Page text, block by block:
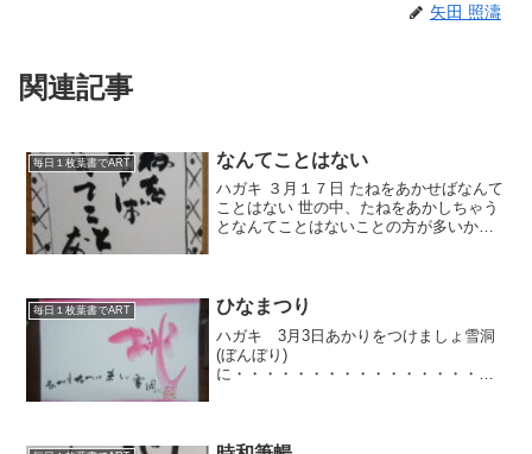
矢田 照濤
関連記事
毎日１枚葉書でART なんてことはない
ハガキ ３月１７日 たねをあかせばなんて
ことはない 世の中、たねをあかしちゃう
となんてことはないことの方が多いかも
くことは困難だよ...
毎日１枚葉書でART ひなまつり
ハガキ 3月3日あかりをつけましょ雪洞
(ぼんぼり)
に・・・・・・・・・・・・・・・・・
したね。ゴロゴロゴロと低い音で気持ち